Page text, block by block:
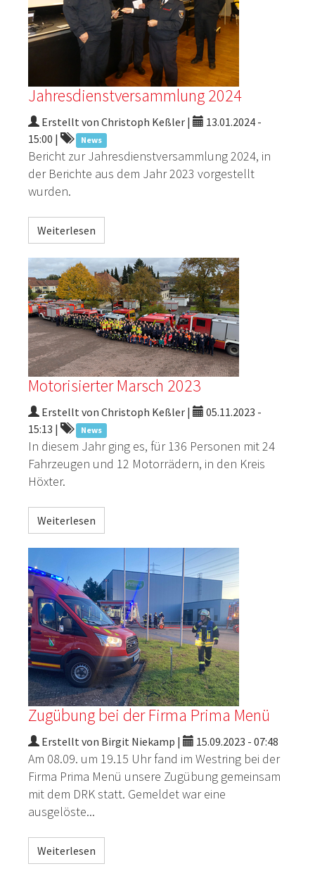
Jahresdienstversammlung 2024
Erstellt von Christoph Keßler |
13.01.2024 -
15:00 | News
Bericht zur Jahresdienstversammlung 2024, in
der Berichte aus dem Jahr 2023 vorgestellt
wurden.
Weiterlesen
Motorisierter Marsch 2023
Erstellt von Christoph Keßler |
05.11.2023 -
15:13 | News
In diesem Jahr ging es, für 136 Personen mit 24
Fahrzeugen und 12 Motorrädern, in den Kreis
Höxter.
Weiterlesen
Zugübung bei der Firma Prima Menü
Erstellt von Birgit Niekamp | 15.09.2023 - 07:48
Am 08.09. um 19.15 Uhr fand im Westring bei der
Firma Prima Menü unsere Zugübung gemeinsam
mit dem DRK statt. Gemeldet war eine
ausgelöste...
Weiterlesen